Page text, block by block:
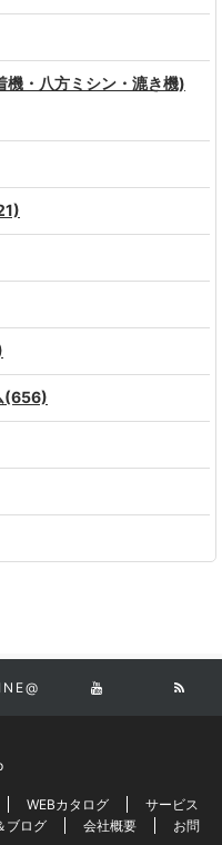
機・八方ミシン・漉き機)
(656)
WEBカタログ
サービス
ブログ 会社概要
お問